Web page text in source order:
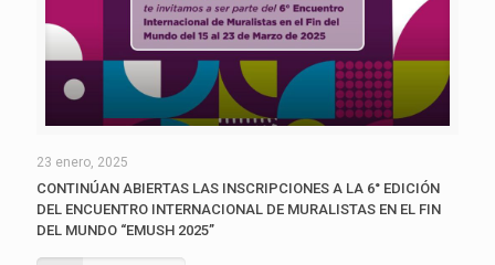
23 enero, 2025
CONTINÚAN ABIERTAS LAS INSCRIPCIONES A LA 6° EDICIÓN
DEL ENCUENTRO INTERNACIONAL DE MURALISTAS EN EL FIN
DEL MUNDO “EMUSH 2025”